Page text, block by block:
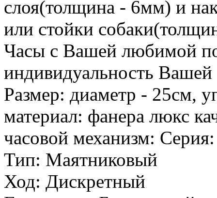
слоя(толщина - 6мм) и
или стойки
Часы с Вашей любимой
индивидуальность
Размер: диаметр - 25см,
материал: фанера люкс
часовой механизм:
Тип: Маятниковый
Ход: Дискретный